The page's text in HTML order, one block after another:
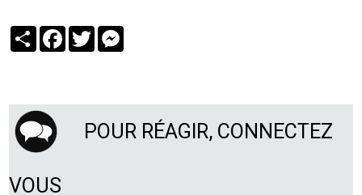
PartagerFacebook
Twitter
POUR RÉAGIR, CONNECTEZ
VOUS